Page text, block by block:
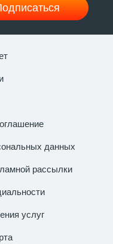
данных
рассылки
услуг